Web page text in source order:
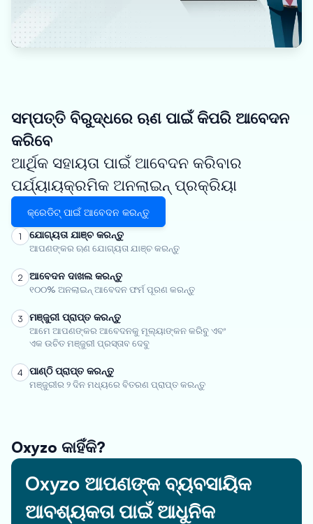
ସମ୍ପତ୍ତି ବିରୁଦ୍ଧରେ ଋଣ ପାଇଁ କିପରି ଆବେଦନ
କରିବେ
ଆର୍ଥିକ ସହାୟତା ପାଇଁ ଆବେଦନ କରିବାର
ପର୍ଯ୍ୟାୟକ୍ରମିକ ଅନଲାଇନ୍ ପ୍ରକ୍ରିୟା
କ୍ରେଡିଟ୍ ପାଇଁ ଆବେଦନ କରନ୍ତୁ
1 ଯୋଗ୍ୟତା ଯାଞ୍ଚ କରନ୍ତୁ
ଆପଣଙ୍କର ଋଣ ଯୋଗ୍ୟତା ଯାଞ୍ଚ କରନ୍ତୁ
2 ଆବେଦନ ଦାଖଲ କରନ୍ତୁ
୧୦୦% ଅନଲାଇନ୍ ଆବେଦନ ଫର୍ମ ପୂରଣ କରନ୍ତୁ
3 ମଞ୍ଜୁରୀ ପ୍ରାପ୍ତ କରନ୍ତୁ
ଆମେ ଆପଣଙ୍କର ଆବେଦନକୁ ମୂଲ୍ୟାଙ୍କନ କରିବୁ ଏବଂ
ଏକ ଉଚିତ ମଞ୍ଜୁରୀ ପ୍ରସ୍ତାବ ଦେବୁ
4 ପାଣ୍ଠି ପ୍ରାପ୍ତ କରନ୍ତୁ
ମଞ୍ଜୁରୀର ୨ ଦିନ ମଧ୍ୟରେ ବିତରଣ ପ୍ରାପ୍ତ କରନ୍ତୁ
Oxyzo କାହିଁକି?
Oxyzo ଆପଣଙ୍କ ବ୍ୟବସାୟିକ
ଆବଶ୍ୟକତା ପାଇଁ ଆଧୁନିକ